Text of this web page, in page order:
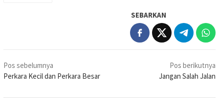
SEBARKAN
Navigasi
pos
Pos sebelumnya
Perkara Kecil dan Perkara Besar
Pos berikutnya
Jangan Salah Jalan